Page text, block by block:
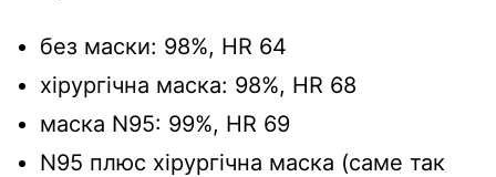
без маски: 98%, HR 64
хірургічна маска: 98%, HR 68
маска N95: 99%, HR 69
N95 плюс хірургічна маска (саме так